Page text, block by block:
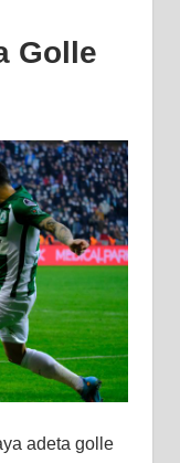
Golle
adeta golle